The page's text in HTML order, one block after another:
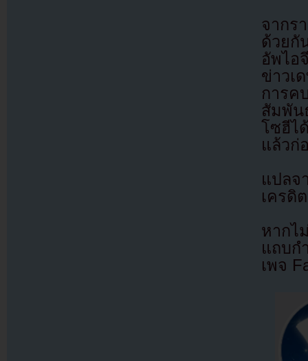
จากร
ด้วยกั
อัพไอ
ข่าวเ
การค
สัมพัน
โซฮีไ
แล้วก่
แปล
เครดิ
หากไ
แถบก
เพจ